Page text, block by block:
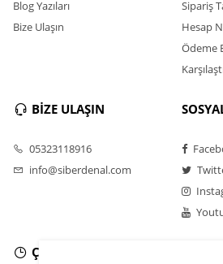
Blog Yazıları
Bize Ulaşın
Sipariş
Hesap
Ödeme
BİZE ULAŞIN
05323118916
info@siberdenal.com
ÇALIŞMA SAATLERİ